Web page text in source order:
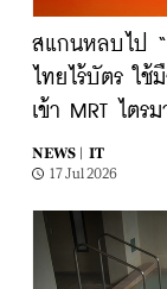
สแกนหลบไป
ไทยไร้บัตร ใช้
เข้า MRT ไตร
NEWS |
IT
17 Jul 2026